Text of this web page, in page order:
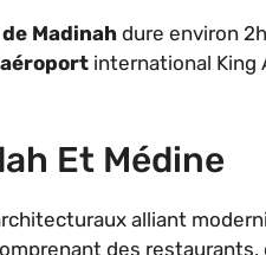
Madinah dure environ
aéroport international King
Et Médine
alliant
des restaurants,